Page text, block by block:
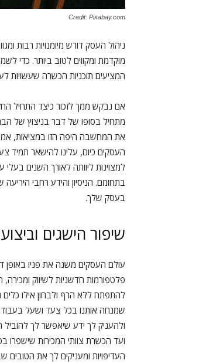
Credit: Pixabay.com
ניהול העסק דורש מיומנויות רבות
מוקדמת ומקווים לטוב ביותר. כדי
המציעים תוכניות הכשרה
אם נבקש ממך לזכור כיצד התחיל
מתחיל בסופו של דבר בניצוץ של
את המחשבה היפה הזו במציאות,
העסקים כיום, עלינו להישאר תמיד
למצוינות ליוותה לאורך השנים
בתחומם. הניסיון והידע רחבי
בעסק שלך.
שיפור הישגים
עולם העסקים משנה את פניו באופן
פלטפורמות חדשניות לשיווק
להתפתח ללא הרף ולבחון אילו כלים
שמנחה אותנו בכל צעד ושעל
ולהעניק לך ידע שיאפשר לך להוביל
ועד הכשרת צוותי המכירות
העדיפויות ומעניקים לך את הטובים